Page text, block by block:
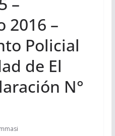
2016 –
Policial
de El
N°